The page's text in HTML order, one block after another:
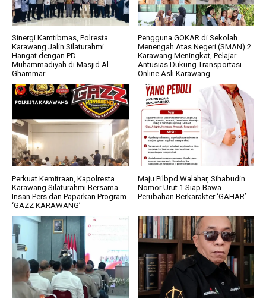
Sinergi Kamtibmas, Polresta
Karawang Jalin Silaturahmi
Hangat dengan PD
Muhammadiyah di Masjid Al-
Ghammar
Pengguna GOKAR di Sekolah
Menengah Atas Negeri (SMAN) 2
Karawang Meningkat, Pelajar
Antusias Dukung Transportasi
Online Asli Karawang
Perkuat Kemitraan, Kapolresta
Karawang Silaturahmi Bersama
Insan Pers dan Paparkan Program
‘GAZZ KARAWANG’
Maju Pilbpd Walahar, Sihabudin
Nomor Urut 1 Siap Bawa
Perubahan Berkarakter ‘GAHAR’